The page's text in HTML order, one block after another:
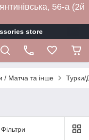
56-а (2й
store
/ Матча та інше Турки/
Фільтри